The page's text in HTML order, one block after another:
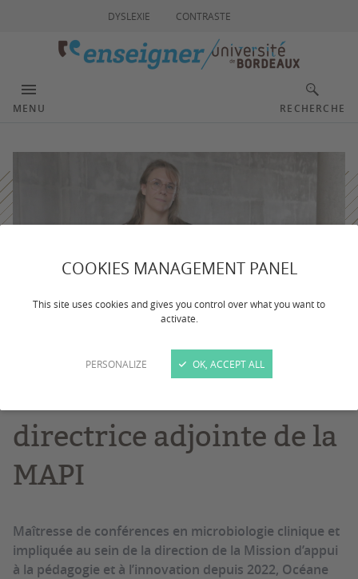
COOKIES MANAGEMENT PANEL
This site uses cookies and gives you control over what you want to
activate.
PERSONALIZE OK, ACCEPT ALL
DYSLEXIE CONTRASTE
MENU RECHERCHE
directrice adjointe de la
MAPI
Maîtresse de conférences en microbiologie clinique et
impliquée au sein de la direction de la Mission d’appui
à la pédagogie et à l’innovation depuis 2022, Océane